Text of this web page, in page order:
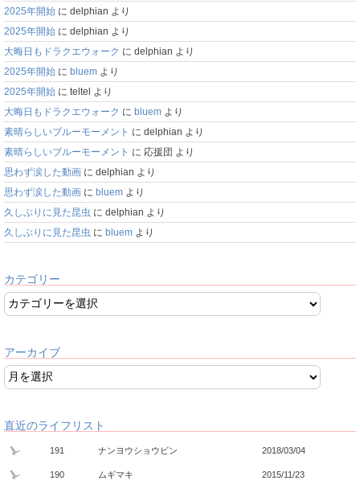
2025年開始 に delphian より
2025年開始 に delphian より
大晦日もドラクエウォーク に delphian より
2025年開始 に bluem より
2025年開始 に teltel より
大晦日もドラクエウォーク に bluem より
素晴らしいブルーモーメント に delphian より
素晴らしいブルーモーメント に 応援団 より
思わず涙した動画 に delphian より
思わず涙した動画 に bluem より
久しぶりに見た昆虫 に delphian より
久しぶりに見た昆虫 に bluem より
カテゴリー
アーカイブ
直近のライフリスト
191 ナンヨウショウビン 2018/03/04
190 ムギマキ 2015/11/23